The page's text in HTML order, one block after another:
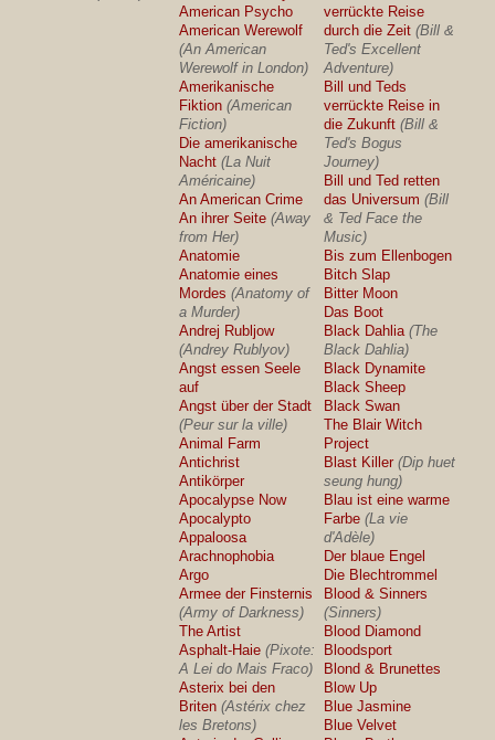
American Psycho
American Werewolf
(An American
Werewolf in London)
Amerikanische
Fiktion (American
Fiction)
Die amerikanische
Nacht (La Nuit
Américaine)
An American Crime
An ihrer Seite (Away
from Her)
Anatomie
Anatomie eines
Mordes (Anatomy of
a Murder)
Andrej Rubljow
(Andrey Rublyov)
Angst essen Seele
auf
Angst über der Stadt
(Peur sur la ville)
Animal Farm
Antichrist
Antikörper
Apocalypse Now
Apocalypto
Appaloosa
Arachnophobia
Argo
Armee der Finsternis
(Army of Darkness)
The Artist
Asphalt-Haie (Pixote:
A Lei do Mais Fraco)
Asterix bei den
Briten (Astérix chez
les Bretons)
verrückte Reise
durch die Zeit (Bill &
Ted's Excellent
Adventure)
Bill und Teds
verrückte Reise in
die Zukunft (Bill &
Ted's Bogus
Journey)
Bill und Ted retten
das Universum (Bill
& Ted Face the
Music)
Bis zum Ellenbogen
Bitch Slap
Bitter Moon
Das Boot
Black Dahlia (The
Black Dahlia)
Black Dynamite
Black Sheep
Black Swan
The Blair Witch
Project
Blast Killer (Dip huet
seung hung)
Blau ist eine warme
Farbe (La vie
d'Adèle)
Der blaue Engel
Die Blechtrommel
Blood & Sinners
(Sinners)
Blood Diamond
Bloodsport
Blond & Brunettes
Blow Up
Blue Jasmine
Blue Velvet